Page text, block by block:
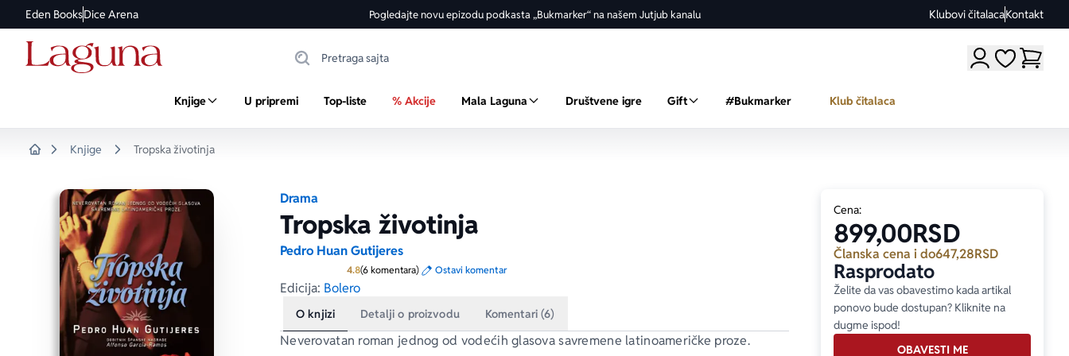
Eden BooksDice Arena Pogledajte novu epizodu podkasta „Bukmarker“ na našem Jutjub kanalu Klubovi čitalacaKontakt
Moji omiljeni
Knjige U pripremi Top-liste % Akcije Mala Laguna Društvene igre Gift #Bukmarker Klub čitalaca
Knjige Tropska životinja
Drama
Tropska životinja
Pedro Huan Gutijeres
4.8Prosecna ocena je 4.8 od 5
(6 komentara) Ostavi komentar
Edicija: Bolero
O knjizi Detalji o proizvodu Komentari (6)
Neverovatan roman jednog od vodećih glasova savremene latinoameričke proze.
Cena:
899,00RSD
Članska cena i do647,28RSD
Rasprodato
Želite da vas obavestimo kada artikal
ponovo bude dostupan? Kliknite na
dugme ispod!
OBAVESTI ME